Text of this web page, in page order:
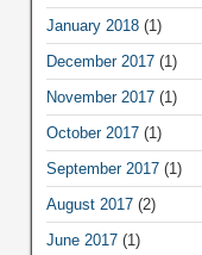
January 2018(1)
December 2017(1)
November 2017(1)
October 2017(1)
September 2017(1)
August 2017(2)
June 2017(1)